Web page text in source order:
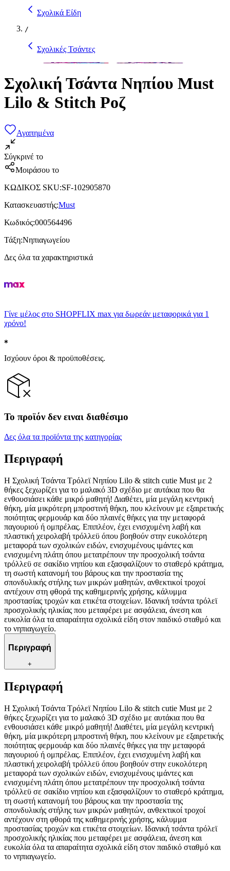
Σχολικά Είδη
/
Σχολικές Τσάντες
Σχολική Τσάντα Νηπίου Must
Lilo & Stitch Ροζ
Αγαπημένα
Σύγκρινέ το
Μοιράσου το
ΚΩΔΙΚΟΣ SKU:SF-102905870
Κατασκευαστής:Must
Κωδικός:000564496
Τάξη:Νηπιαγωγείου
Δες όλα τα χαρακτηριστικά
Γίνε μέλος στο SHOPFLIX max για δωρεάν μεταφορικά για 1
χρόνο!
Ισχύουν όροι & προϋποθέσεις.
Το προϊόν δεν ειναι διαθέσιμο
Δες όλα τα προϊόντα της κατηγορίας
Περιγραφή
Η Σχολική Τσάντα Τρόλεϊ Νηπίου Lilo & stitch cutie Must με 2
θήκες ξεχωρίζει για το μαλακό 3D σχέδιο με αυτάκια που θα
ενθουσιάσει κάθε μικρό μαθητή! Διαθέτει, μία μεγάλη κεντρική
θήκη, μία μικρότερη μπροστινή θήκη, που κλείνουν με εξαιρετικής
ποιότητας φερμουάρ και δύο πλαινές θήκες για την μεταφορά
παγουριού ή ομπρέλας. Επιπλέον, έχει ενισχυμένη λαβή και
πλαστική χειρολαβή τρόλλεϋ όπου βοηθούν στην ευκολότερη
μεταφορά των σχολικών ειδών, ενισχυμένους ιμάντες και
ενισχυμένη πλάτη όπου μετατρέπουν την προσχολική τσάντα
τρόλλεϋ σε σακίδιο νηπίου και εξασφαλίζουν το σταθερό κράτημα,
τη σωστή κατανομή του βάρους και την προστασία της
σπονδυλικής στήλης των μικρών μαθητών, ανθεκτικοί τροχοί
αντέχουν στη φθορά της καθημερινής χρήσης, κάλυμμα
προστασίας τροχών και ετικέτα στοιχείων. Ιδανική τσάντα τρόλεϊ
προσχολικής ηλικίας που μεταφέρει με ασφάλεια, άνεση και
ευκολία όλα τα απαραίτητα σχολικά είδη στον παιδικό σταθμό και
το νηπιαγωγείο.
Περιγραφή
+
Περιγραφή
Η Σχολική Τσάντα Τρόλεϊ Νηπίου Lilo & stitch cutie Must με 2
θήκες ξεχωρίζει για το μαλακό 3D σχέδιο με αυτάκια που θα
ενθουσιάσει κάθε μικρό μαθητή! Διαθέτει, μία μεγάλη κεντρική
θήκη, μία μικρότερη μπροστινή θήκη, που κλείνουν με εξαιρετικής
ποιότητας φερμουάρ και δύο πλαινές θήκες για την μεταφορά
παγουριού ή ομπρέλας. Επιπλέον, έχει ενισχυμένη λαβή και
πλαστική χειρολαβή τρόλλεϋ όπου βοηθούν στην ευκολότερη
μεταφορά των σχολικών ειδών, ενισχυμένους ιμάντες και
ενισχυμένη πλάτη όπου μετατρέπουν την προσχολική τσάντα
τρόλλεϋ σε σακίδιο νηπίου και εξασφαλίζουν το σταθερό κράτημα,
τη σωστή κατανομή του βάρους και την προστασία της
σπονδυλικής στήλης των μικρών μαθητών, ανθεκτικοί τροχοί
αντέχουν στη φθορά της καθημερινής χρήσης, κάλυμμα
προστασίας τροχών και ετικέτα στοιχείων. Ιδανική τσάντα τρόλεϊ
προσχολικής ηλικίας που μεταφέρει με ασφάλεια, άνεση και
ευκολία όλα τα απαραίτητα σχολικά είδη στον παιδικό σταθμό και
το νηπιαγωγείο.